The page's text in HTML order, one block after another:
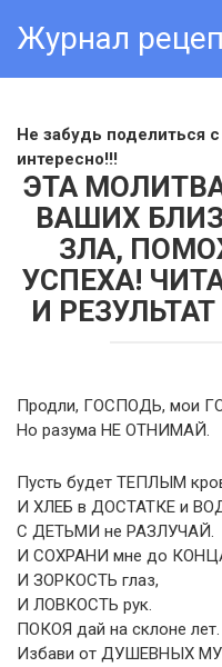
content
Журнал
Не забудь поделиться
интересно!!!
ЭТА
ВАШИХ
ЗЛА,
УСПЕХА!
И
Продли, ГОСПОДЬ, мои
Но разума НЕ ОТНИМАЙ.
Пусть будет ТЕПЛЫМ
И ХЛЕБ в ДОСТАТКЕ и
С ДЕТЬМИ не РАЗЛУЧАЙ.
И СОХРАНИ мне до
И ЗОРКОСТЬ глаз,
И ЛОВКОСТЬ рук.
ПОКОЯ дай на склоне лет.
Избави от ДУШЕВНЫХ